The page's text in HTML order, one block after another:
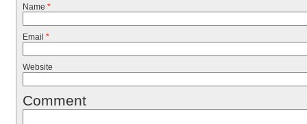
Name *
Email *
Website
Comment